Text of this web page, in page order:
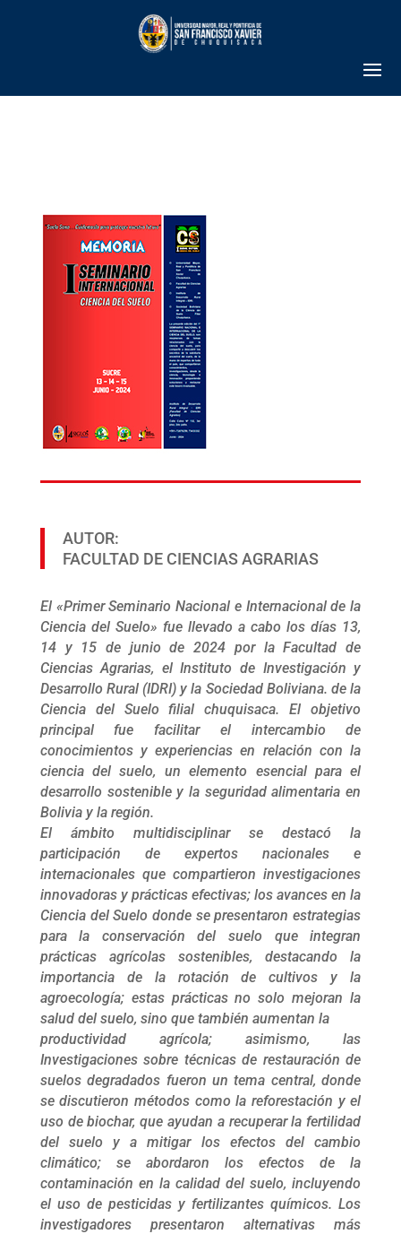
AUTOR:
FACULTAD DE CIENCIAS AGRARIAS
El «Primer Seminario Nacional e Internacional de la
Ciencia del Suelo» fue llevado a cabo los días 13,
14 y 15 de junio de 2024 por la Facultad de
Ciencias Agrarias, el Instituto de Investigación y
Desarrollo Rural (IDRI) y la Sociedad Boliviana. de la
Ciencia del Suelo filial chuquisaca. El objetivo
principal fue facilitar el intercambio de
conocimientos y experiencias en relación con la
ciencia del suelo, un elemento esencial para el
desarrollo sostenible y la seguridad alimentaria en
Bolivia y la región.
El ámbito multidisciplinar se destacó la
participación de expertos nacionales e
internacionales que compartieron investigaciones
innovadoras y prácticas efectivas; los avances en la
Ciencia del Suelo donde se presentaron estrategias
para la conservación del suelo que integran
prácticas agrícolas sostenibles, destacando la
importancia de la rotación de cultivos y la
agroecología; estas prácticas no solo mejoran la
salud del suelo, sino que también aumentan la
productividad agrícola; asimismo, las
Investigaciones sobre técnicas de restauración de
suelos degradados fueron un tema central, donde
se discutieron métodos como la reforestación y el
uso de biochar, que ayudan a recuperar la fertilidad
del suelo y a mitigar los efectos del cambio
climático; se abordaron los efectos de la
contaminación en la calidad del suelo, incluyendo
el uso de pesticidas y fertilizantes químicos. Los
investigadores presentaron alternativas más